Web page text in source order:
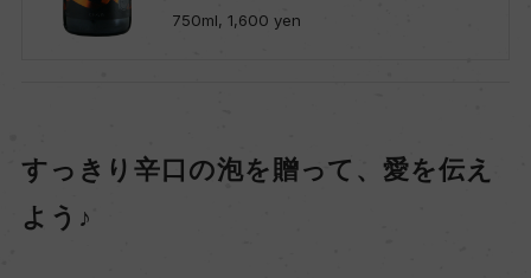
750ml, 1,600 yen
すっきり辛口の泡を贈って、愛を伝え
よう♪